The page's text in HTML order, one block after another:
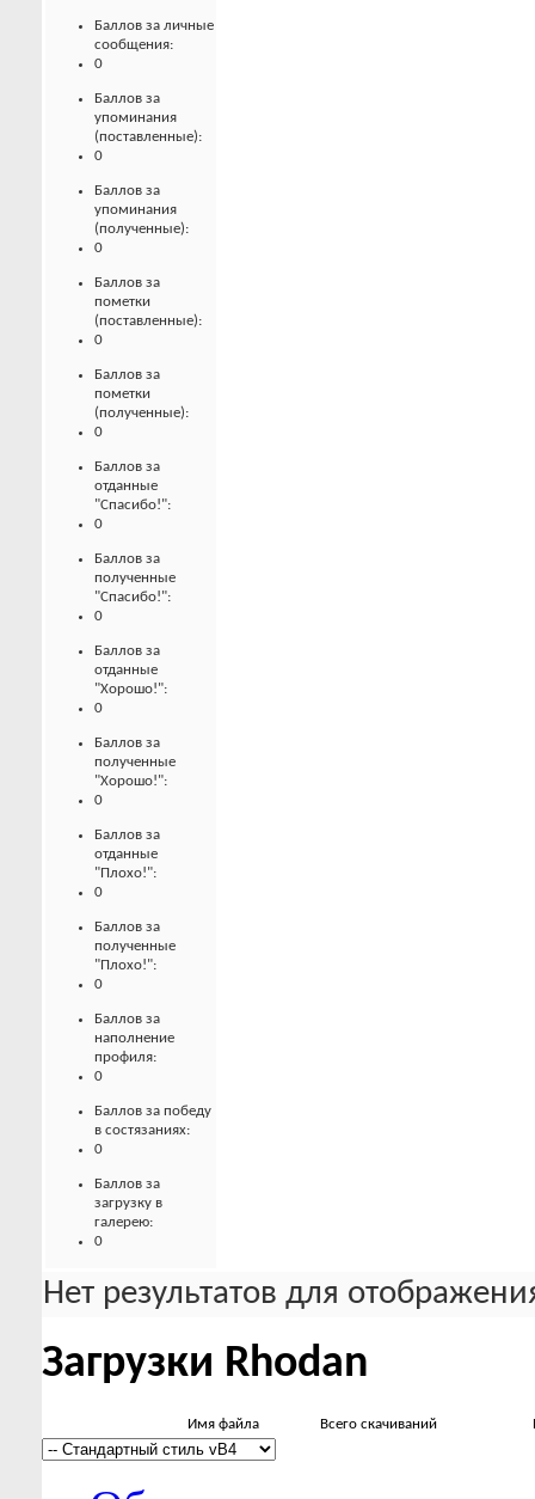
Баллов за личные
сообщения:
0
Баллов за
упоминания
(поставленные):
0
Баллов за
упоминания
(полученные):
0
Баллов за
пометки
(поставленные):
0
Баллов за
пометки
(полученные):
0
Баллов за
отданные
"Спасибо!":
0
Баллов за
полученные
"Спасибо!":
0
Баллов за
отданные
"Хорошо!":
0
Баллов за
полученные
"Хорошо!":
0
Баллов за
отданные
"Плохо!":
0
Баллов за
полученные
"Плохо!":
0
Баллов за
наполнение
профиля:
0
Баллов за победу
в состязаниях:
0
Баллов за
загрузку в
галерею:
0
Нет результатов для
Загрузки Rhodan
Имя файла Всего скачиваний